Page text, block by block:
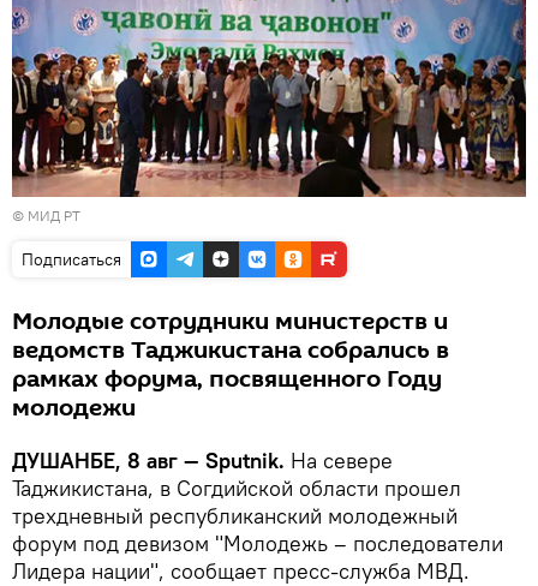
© МИД РТ
Подписаться
Молодые сотрудники министерств и
ведомств Таджикистана собрались в
рамках форума, посвященного Году
молодежи
ДУШАНБЕ, 8 авг — Sputnik. На севере
Таджикистана, в Согдийской области прошел
трехдневный республиканский молодежный
форум под девизом "Молодежь – последователи
Лидера нации", сообщает пресс-служба МВД.